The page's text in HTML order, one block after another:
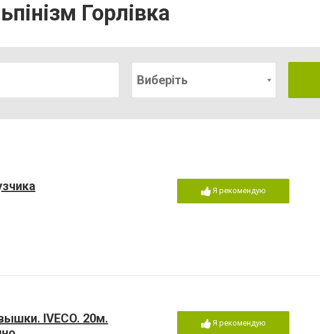
Горлівка
Виберіть
Я рекомендую
IVECO. 20м.
Я рекомендую